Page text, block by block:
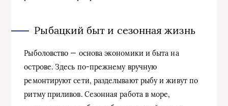
Рыбацкий быт и сезонная жизнь
Рыболовство — основа экономики и быта на
острове. Здесь по-прежнему вручную
ремонтируют сети, разделывают рыбу и живут по
ритму приливов. Сезонная работа в море,